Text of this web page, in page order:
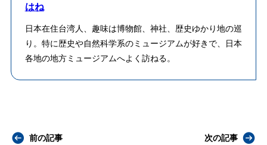
はね
日本在住台湾人、趣味は博物館、神社、歴史ゆかり地の巡
り。特に歴史や自然科学系のミュージアムが好きで、日本
各地の地方ミュージアムへよく訪ねる。
前の記事 次の記事